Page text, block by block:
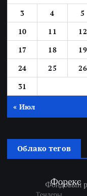
3
4 5
10
11 12
17
18 19
24
25 26
31
« Июл
Облако тегов